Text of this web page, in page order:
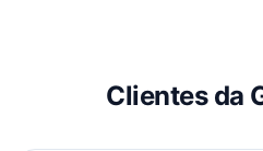
Clientes da